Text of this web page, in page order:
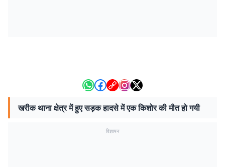
खरीक थाना क्षेत्र में हुए सड़क हादसे में एक किशोर की मौत हो गयी
विज्ञापन